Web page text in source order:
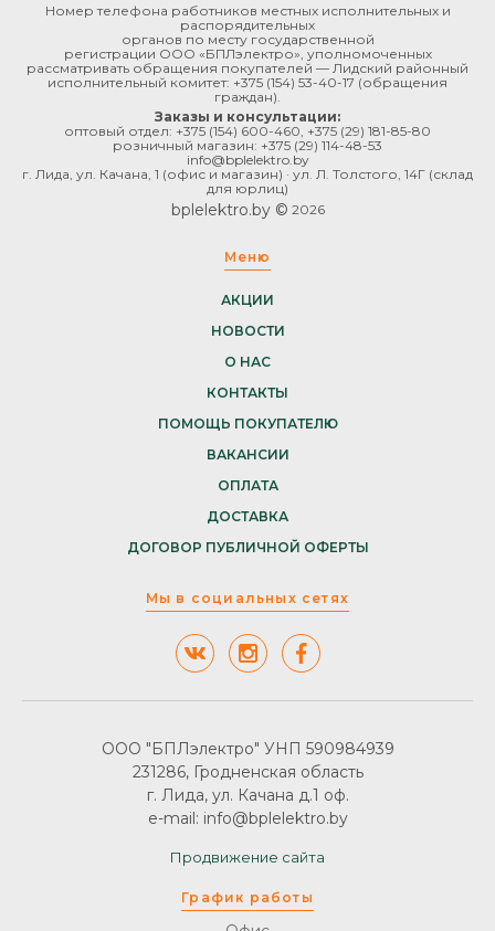
Номер телефона работников местных исполнительных и
распорядительных
органов по месту государственной
регистрации ООО «БПЛэлектро», уполномоченных
рассматривать обращения покупателей — Лидский районный
исполнительный комитет: +375 (154) 53-40-17 (обращения
граждан).
Заказы и консультации:
оптовый отдел: +375 (154) 600-460 +375 (29) 181-85-80
розничный магазин: +375 (29) 114-48-53
info@bplelektro.by
г. Лида, ул. Качана, 1 (офис и магазин) · ул. Л. Толстого, 14Г (склад
для юрлиц)
bplelektro.by © 2026
Меню
АКЦИИ
НОВОСТИ
О НАС
КОНТАКТЫ
ПОМОЩЬ ПОКУПАТЕЛЮ
ВАКАНСИИ
ОПЛАТА
ДОСТАВКА
ДОГОВОР ПУБЛИЧНОЙ ОФЕРТЫ
Мы в социальных сетях
График работы
ООО "БПЛэлектро" УНП 590984939
231286, Гродненская область
г. Лида, ул. Качана д.1 оф.
e-mail: info@bplelektro.by
Продвижение сайта